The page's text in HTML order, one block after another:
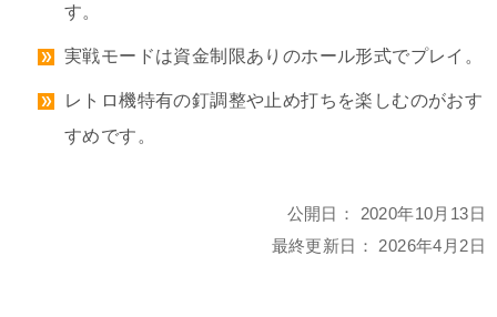
す。
実戦モードは資金制限ありのホール形式でプレイ。
レトロ機特有の釘調整や止め打ちを楽しむのがおす
すめです。
公開日： 2020年10月13日
最終更新日： 2026年4月2日